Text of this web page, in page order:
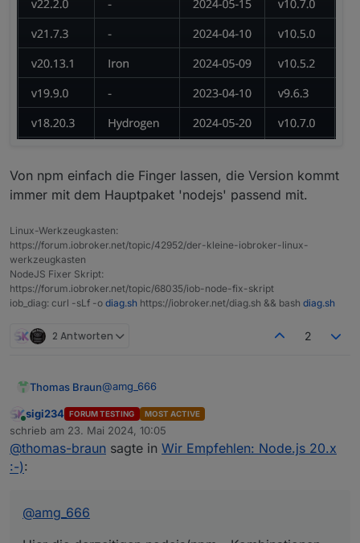
Von npm einfach die Finger lassen, die Version kommt
immer mit dem Hauptpaket 'nodejs' passend mit.
Linux-Werkzeugkasten:
https://forum.iobroker.net/topic/42952/der-kleine-iobroker-linux-
werkzeugkasten
NodeJS Fixer Skript:
https://forum.iobroker.net/topic/68035/iob-node-fix-skript
iob_diag: curl -sLf -o diag.sh https://iobroker.net/diag.sh && bash diag.sh
2 Antworten 2
Thomas Braun@amg_666
Hier die derzeitigen nodejs/npm -
Kombinationen, so wie sie ausgeliefert werden.
Online
sigi234 FORUM TESTING MOST ACTIVE
schrieb am 23. Mai 2024, 10:05
zuletzt editiert von
@thomas-braun sagte in Wir Empfehlen: Node.js 20.x
:-):
@amg_666